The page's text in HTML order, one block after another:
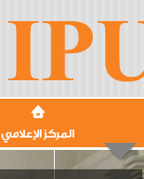
المركز الإعلامي